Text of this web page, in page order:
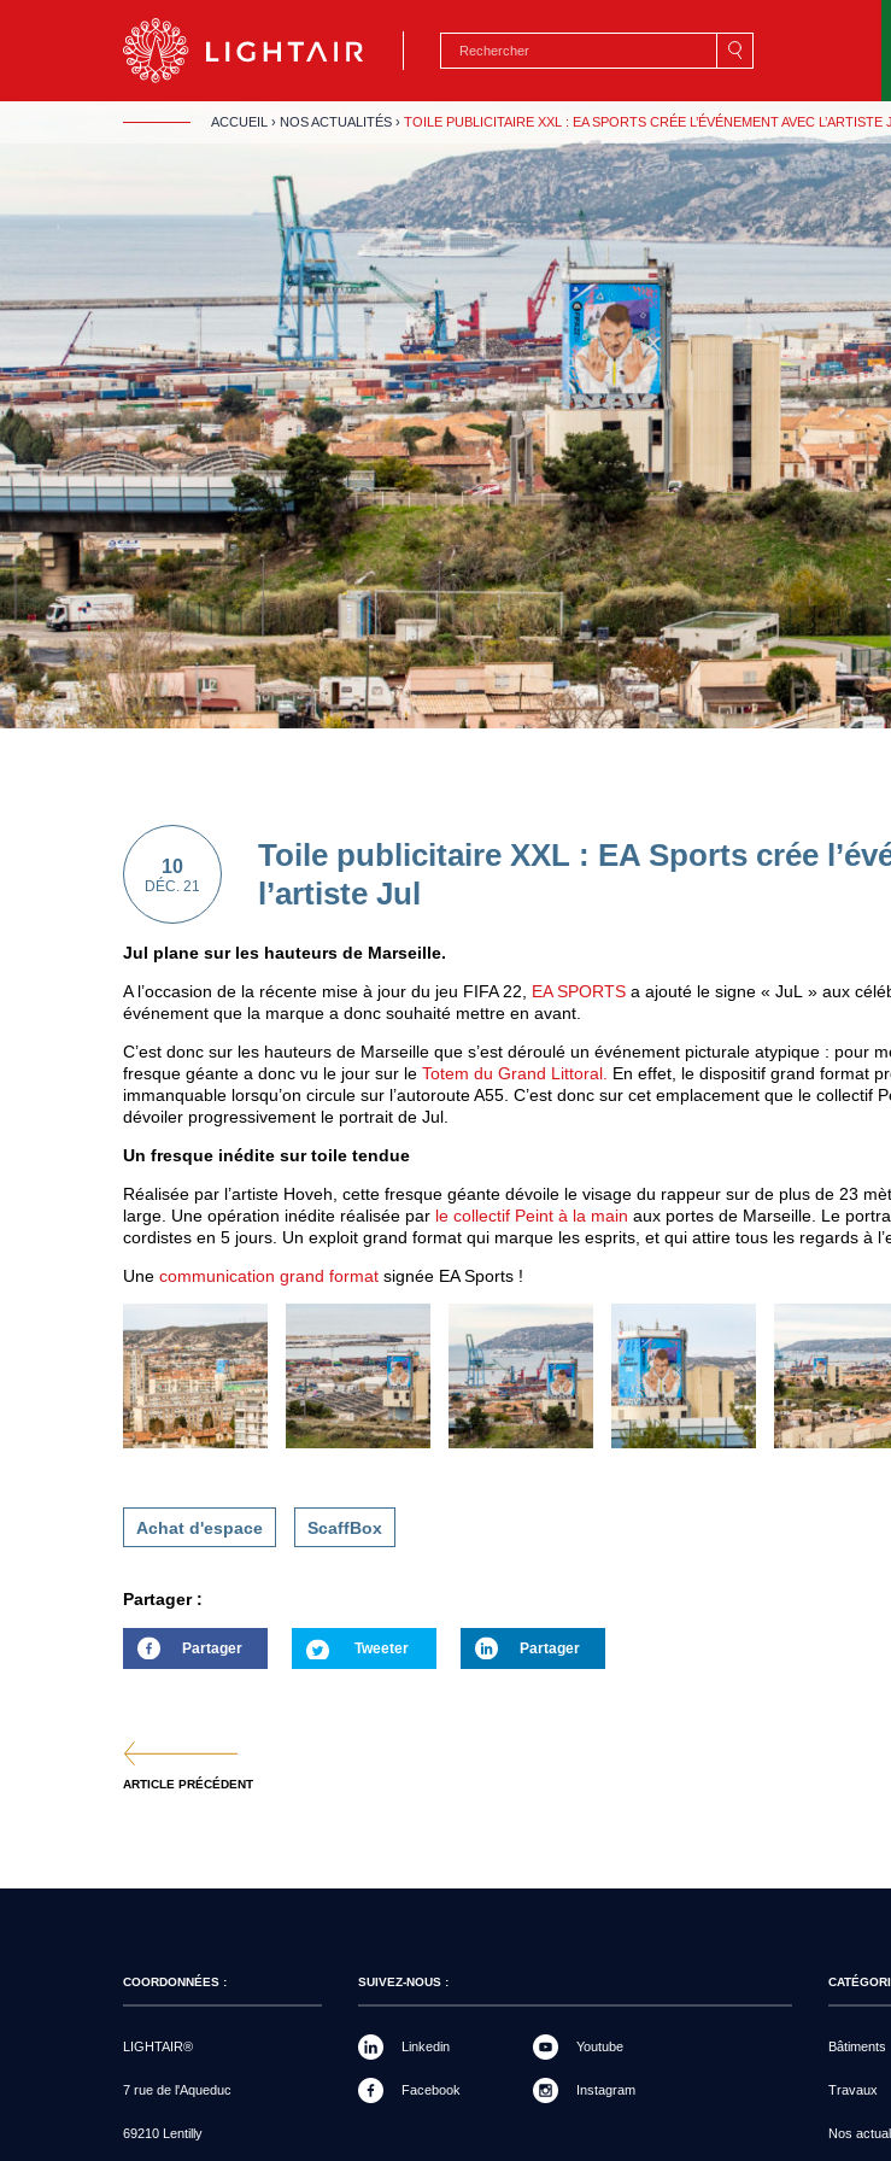
Aller au contenu
ACCUEIL › NOS ACTUALITÉS › TOILE PUBLICITAIRE XXL : EA SPORTS CRÉE L’ÉVÉNEMENT AVEC L’ARTISTE
Toile publicitaire XXL : EA Sports crée
l’artiste Jul
10
DÉC. 21
Jul plane sur les hauteurs de Marseille.
A l’occasion de la récente mise à jour du jeu FIFA 22, EA SPORTS a ajouté le signe « JuL » aux
événement que la marque a donc souhaité mettre en avant.
C’est donc sur les hauteurs de Marseille que s’est déroulé un événement picturale atypique : pour
fresque géante a donc vu le jour sur le Totem du Grand Littoral. En effet, le dispositif grand format
immanquable lorsqu’on circule sur l’autoroute A55. C’est donc sur cet emplacement que le collectif
dévoiler progressivement le portrait de Jul.
Un fresque inédite sur toile tendue
Réalisée par l’artiste Hoveh, cette fresque géante dévoile le visage du rappeur sur de plus de 23
large. Une opération inédite réalisée par le collectif Peint à la main aux portes de Marseille. Le
cordistes en 5 jours. Un exploit grand format qui marque les esprits, et qui attire tous les regards à
Une communication grand format signée EA Sports !
Achat d'espace ScaffBox
Partager :
Partager Tweeter Partager
ARTICLE PRÉCÉDENT
COORDONNÉES :
LIGHTAIR®
7 rue de l'Aqueduc
69210 Lentilly
SUIVEZ-NOUS :
Linkedin
Facebook
Youtube
Instagram
Bâtiments
Travaux
Nos